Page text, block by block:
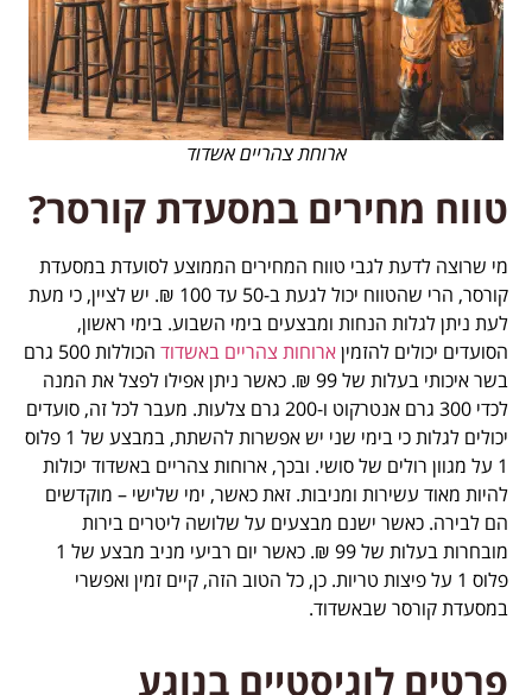
ארוחת צהריים אשדוד
טווח מחירים במסעדת קורסר?
מי שרוצה לדעת לגבי טווח המחירים הממוצע לסועדת במסעדת
קורסר, הרי שהטווח יכול לגעת ב-50 עד 100 ₪. יש לציין, כי מעת
לעת ניתן לגלות הנחות ומבצעים בימי השבוע. בימי ראשון,
הסועדים יכולים להזמיןארוחות צהריים באשדוד
הכוללות 500 גרם
בשר איכותי בעלות של 99 ₪. כאשר ניתן אפילו לפצל את המנה
לכדי 300 גרם אנטרקוט ו-200 גרם צלעות. מעבר לכל זה, סועדים
יכולים לגלות כי בימי שני יש אפשרות להשתת, במבצע של 1 פלוס
1 על מגוון רולים של סושי. ובכך, ארוחות צהריים באשדוד יכולות
להיות מאוד עשירות ומניבות. זאת כאשר, ימי שלישי – מוקדשים
הם לבירה. כאשר ישנם מבצעים על שלושה ליטרים בירות
מובחרות בעלות של 99 ₪. כאשר יום רביעי מניב מבצע של 1
פלוס 1 על פיצות טריות. כן, כל הטוב הזה, קיים זמין ואפשרי
במסעדת קורסר שבאשדוד.
פרטים לוגיסטיים בנוגע